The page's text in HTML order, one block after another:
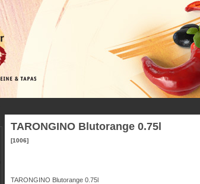
TARONGINO Blutorange 0.75l
[1006]
TARONGINO Blutorange 0.75l